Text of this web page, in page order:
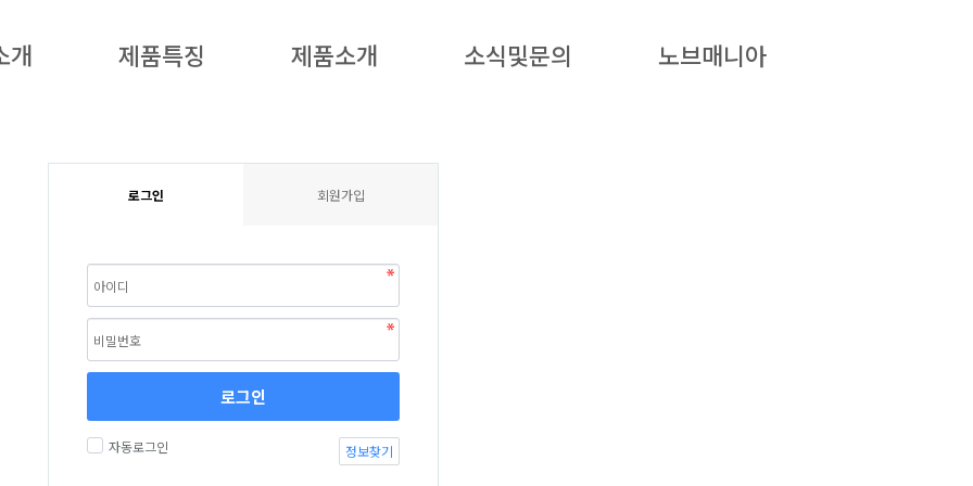
개 제품특징 제품소개 소식및문의 노브매니아
로그인 회원가입
로그인
자동로그인 정보찾기